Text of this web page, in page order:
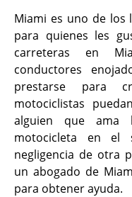
Miami es uno de los
para quienes les
carreteras en
conductores
prestarse para
motociclistas
alguien que ama
motocicleta en
negligencia de otra
un abogado de
para obtener ayuda.